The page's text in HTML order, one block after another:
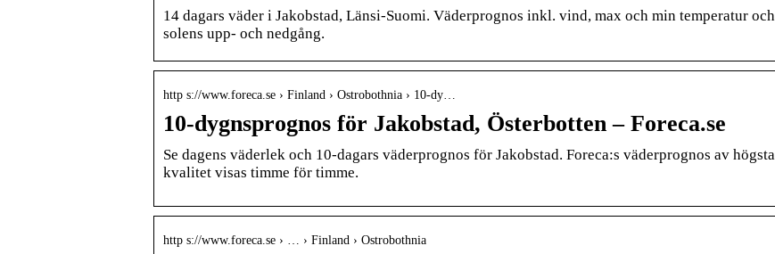
14 dagars väder i Jakobstad, Länsi-Suomi. Väderprognos inkl. vind, max och min temperatur och
solens upp- och nedgång.
http s://www.foreca.se › Finland › Ostrobothnia › 10-dy…
10-dygnsprognos för Jakobstad, Österbotten – Foreca.se
Se dagens väderlek och 10-dagars väderprognos för Jakobstad. Foreca:s väderprognos av högsta
kvalitet visas timme för timme.
http s://www.foreca.se › … › Finland › Ostrobothnia